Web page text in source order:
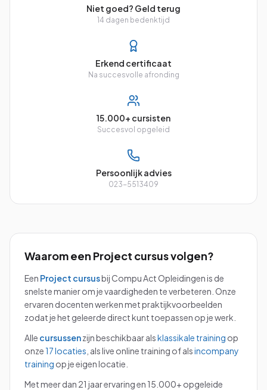
Niet goed? Geld terug
14 dagen bedenktijd
Erkend certificaat
Na succesvolle afronding
15.000+ cursisten
Succesvol opgeleid
Persoonlijk advies
023-5513409
Waarom een Project cursus volgen?
Een Project cursusbij Compu Act Opleidingen is de
snelste manier om je vaardigheden te verbeteren. Onze
ervaren docenten werken met praktijkvoorbeelden
zodat je het geleerde direct kunt toepassen op je werk.
Alle cursussenzijn beschikbaar alsklassikale training op
onze17 locaties , als live online training of alsincompany
training op je eigen locatie.
Met meer dan 21 jaar ervaring en 15.000+ opgeleide